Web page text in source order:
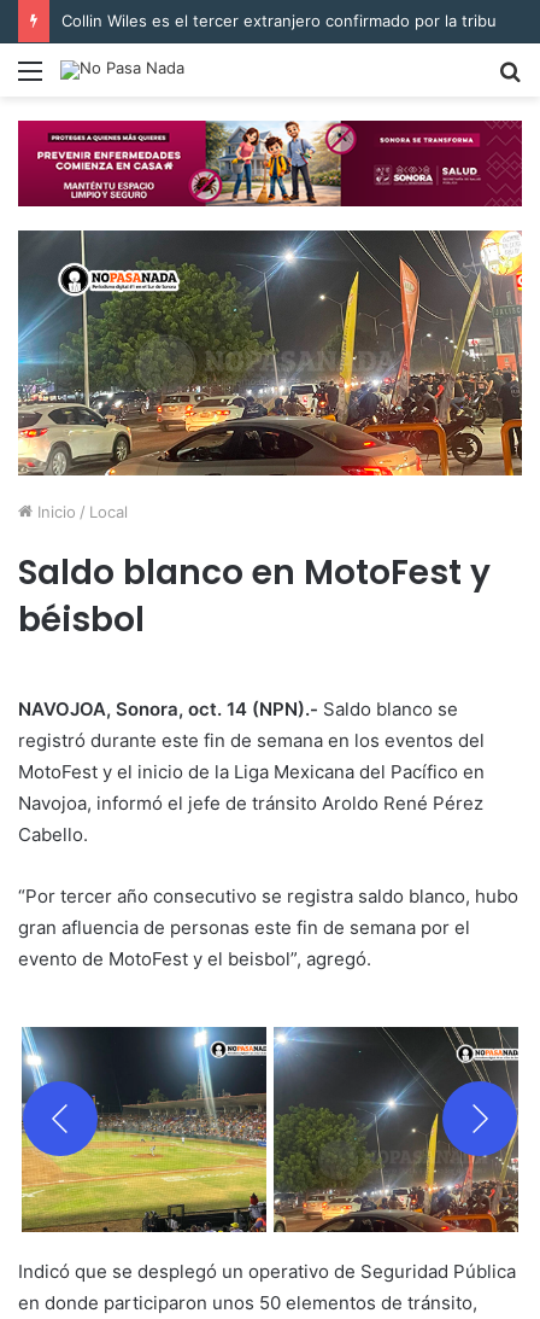
Collin Wiles es el tercer extranjero confirmado por la tribu
Menú
Inicio / Local
Saldo blanco en MotoFest y
béisbol
NAVOJOA, Sonora, oct. 14 (NPN).- Saldo blanco se
registró durante este fin de semana en los eventos del
MotoFest y el inicio de la Liga Mexicana del Pacífico en
Navojoa, informó el jefe de tránsito Aroldo René Pérez
Cabello.
“Por tercer año consecutivo se registra saldo blanco, hubo
gran afluencia de personas este fin de semana por el
evento de MotoFest y el beisbol”, agregó.
Indicó que se desplegó un operativo de Seguridad Pública
en donde participaron unos 50 elementos de tránsito,